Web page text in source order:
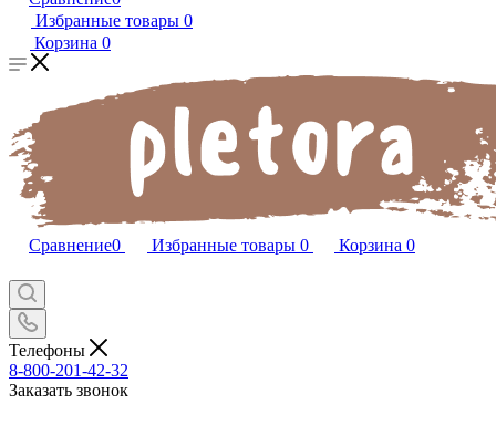
Избранные товары 0
Корзина 0
Сравнение0 Избранные товары 0 Корзина 0
Телефоны
8-800-201-42-32
Заказать звонок